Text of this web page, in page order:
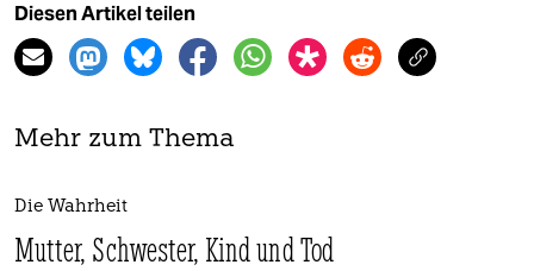
Diesen Artikel teilen
Mehr zum Thema
Die Wahrheit
Mutter, Schwester, Kind und Tod